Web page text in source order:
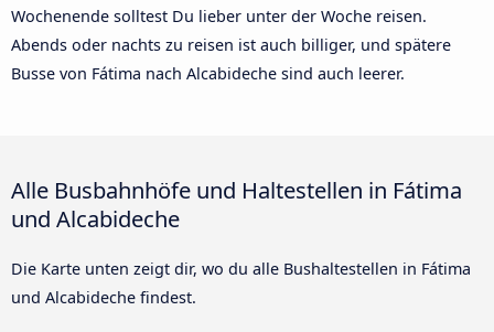
Wochenende solltest Du lieber unter der Woche reisen.
Abends oder nachts zu reisen ist auch billiger, und spätere
Busse von Fátima nach Alcabideche sind auch leerer.
Alle Busbahnhöfe und Haltestellen in Fátima
und Alcabideche
Die Karte unten zeigt dir, wo du alle Bushaltestellen in Fátima
und Alcabideche findest.